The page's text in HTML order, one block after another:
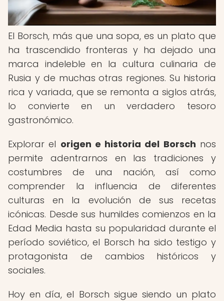
El Borsch, más que una sopa, es un plato que
ha trascendido fronteras y ha dejado una
marca indeleble en la cultura culinaria de
Rusia y de muchas otras regiones. Su historia
rica y variada, que se remonta a siglos atrás,
lo convierte en un verdadero tesoro
gastronómico.
Explorar el origen e historia del Borsch nos
permite adentrarnos en las tradiciones y
costumbres de una nación, así como
comprender la influencia de diferentes
culturas en la evolución de sus recetas
icónicas. Desde sus humildes comienzos en la
Edad Media hasta su popularidad durante el
período soviético, el Borsch ha sido testigo y
protagonista de cambios históricos y
sociales.
Hoy en día, el Borsch sigue siendo un plato